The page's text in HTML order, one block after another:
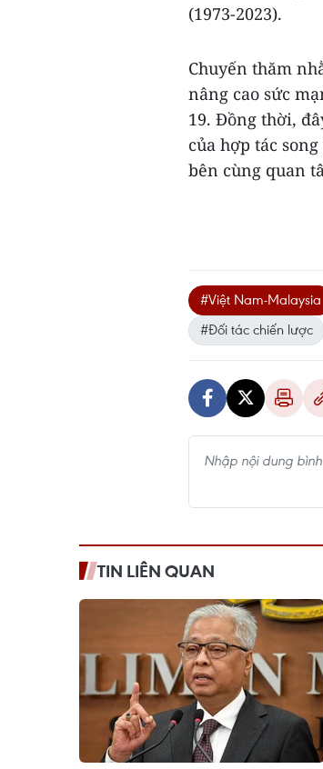
(1973-2023).
Chuyến thăm
nâng cao sức
19. Đồng thời,
của hợp tác
bên cùng quan
#Việt Nam-Malaysia
#Đối tác chiến lược
TIN LIÊN QUAN